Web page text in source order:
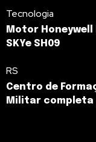
Tecnologia
Motor
SKYe SH09
RS
Centro de
Militar completa